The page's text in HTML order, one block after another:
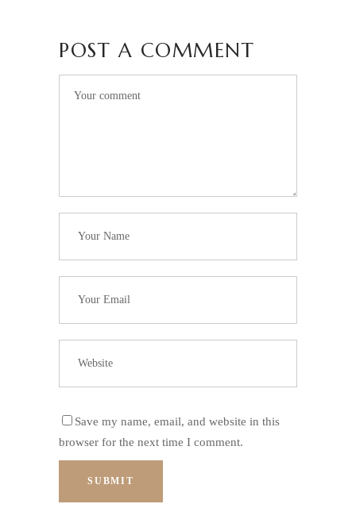
POST A COMMENT
Save my name, email, and website in this
browser for the next time I comment.